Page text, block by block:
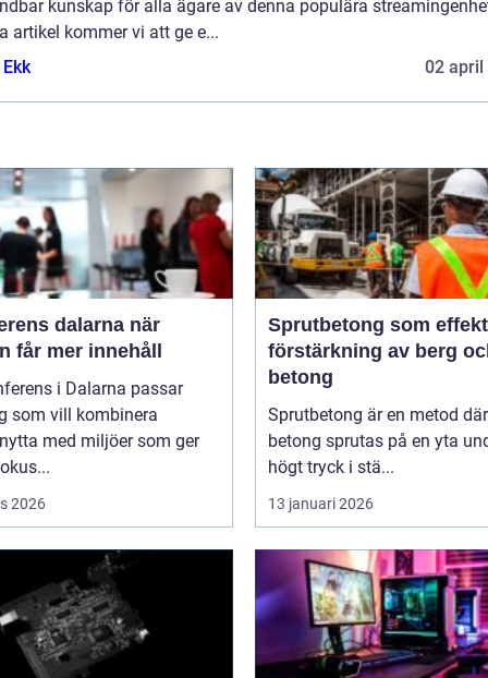
kunskap för alla ägare av denna populära
artikel kommer vi att ge e...
02 april
dalarna när
får mer innehåll
i Dalarna passar
som vill kombinera
med miljöer som ger
2026
Sprutbetong som
förstärkning av berg
betong
Sprutbetong är en metod där
betong sprutas på en yta
högt tryck i stä...
13 januari 2026